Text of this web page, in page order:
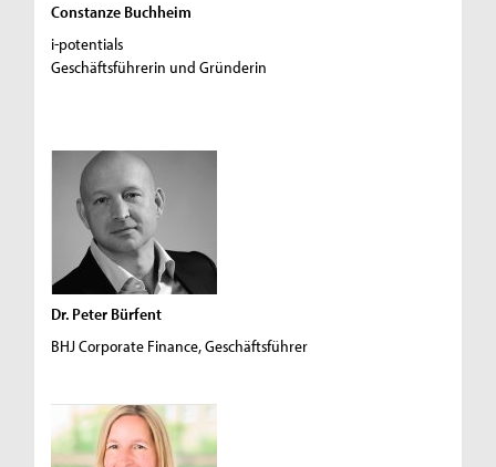
Constanze Buchheim
i-potentials
Geschäftsführerin und Gründerin
Dr. Peter Bürfent
BHJ Corporate Finance, Geschäftsführer